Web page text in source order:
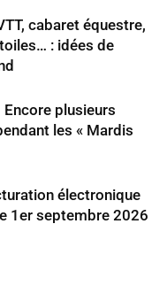
cabaret équestre,
: idées de
plusieurs
les « Mardis
électronique
1er septembre 2026